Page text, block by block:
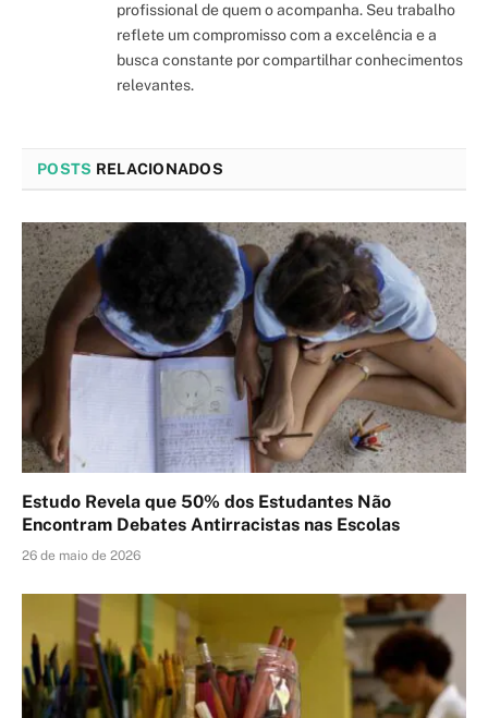
profissional de quem o acompanha. Seu trabalho
reflete um compromisso com a excelência e a
busca constante por compartilhar conhecimentos
relevantes.
POSTS RELACIONADOS
Estudo Revela que 50% dos Estudantes Não
Encontram Debates Antirracistas nas Escolas
26 de maio de 2026